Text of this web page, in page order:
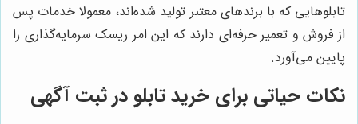
تابلوهایی که با برندهای معتبر تولید شده‌اند، معمولا خدمات پس
از فروش و تعمیر حرفه‌ای دارند که این امر ریسک سرمایه‌گذاری را
پایین می‌آورد.
نکات حیاتی برای خرید تابلو در ثبت آگهی